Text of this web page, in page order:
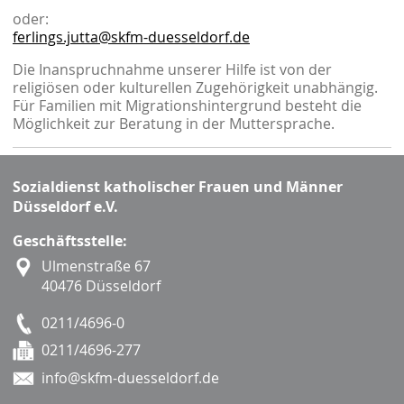
oder:
ferlings.jutta@skfm-duesseldorf.de
Die Inanspruchnahme unserer Hilfe ist von der
religiösen oder kulturellen Zugehörigkeit unabhängig.
Für Familien mit Migrationshintergrund besteht die
Möglichkeit zur Beratung in der Muttersprache.
Sozialdienst katholischer Frauen und Männer
Düsseldorf e.V.
Geschäftsstelle:
Ulmenstraße 67
40476 Düsseldorf
0211/4696-0
0211/4696-277
info@skfm-duesseldorf.de